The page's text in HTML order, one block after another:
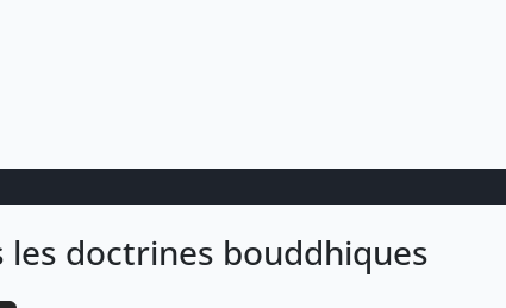
les doctrines bouddhiques